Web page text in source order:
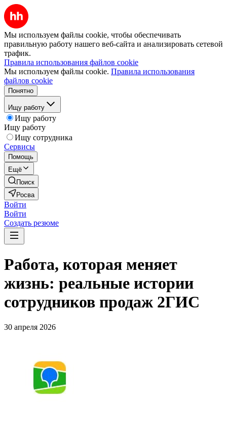
Мы используем файлы cookie, чтобы обеспечивать
правильную работу нашего веб-сайта и анализировать сетевой
трафик.
Правила использования файлов cookie
Мы используем файлы cookie. Правила использования
файлов cookie
Понятно
Ищу работу
Ищу работу
Ищу работу
Ищу сотрудника
Сервисы
Помощь
Ещё
Поиск
Росва
Войти
Войти
Создать резюме
Работа, которая меняет
жизнь: реальные истории
сотрудников продаж 2ГИС
30 апреля 2026